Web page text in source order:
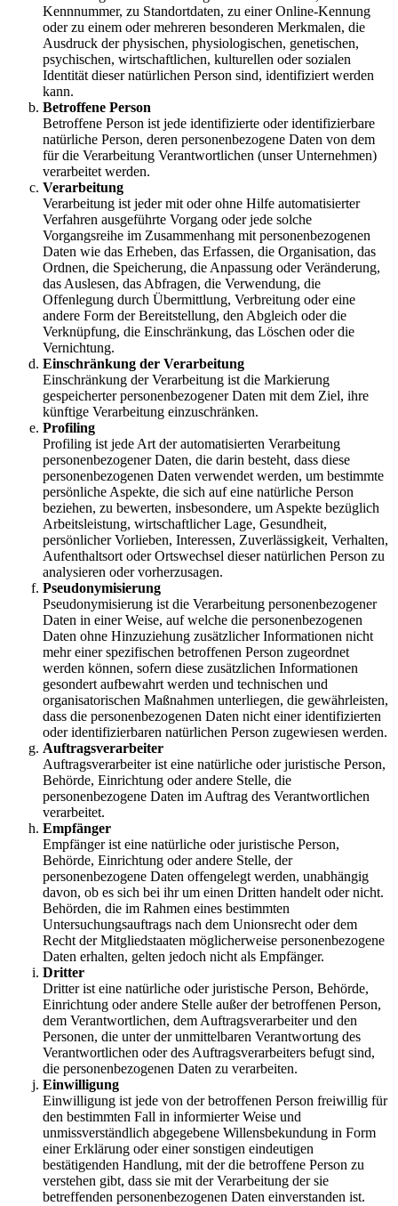
Kennnummer, zu Standortdaten, zu einer Online-Kennung
oder zu einem oder mehreren besonderen Merkmalen, die
Ausdruck der physischen, physiologischen, genetischen,
psychischen, wirtschaftlichen, kulturellen oder sozialen
Identität dieser natürlichen Person sind, identifiziert werden
kann.
Betroffene Person
Betroffene Person ist jede identifizierte oder identifizierbare
natürliche Person, deren personenbezogene Daten von dem
für die Verarbeitung Verantwortlichen (unser Unternehmen)
verarbeitet werden.
Verarbeitung
Verarbeitung ist jeder mit oder ohne Hilfe automatisierter
Verfahren ausgeführte Vorgang oder jede solche
Vorgangsreihe im Zusammenhang mit personenbezogenen
Daten wie das Erheben, das Erfassen, die Organisation, das
Ordnen, die Speicherung, die Anpassung oder Veränderung,
das Auslesen, das Abfragen, die Verwendung, die
Offenlegung durch Übermittlung, Verbreitung oder eine
andere Form der Bereitstellung, den Abgleich oder die
Verknüpfung, die Einschränkung, das Löschen oder die
Vernichtung.
Einschränkung der Verarbeitung
Einschränkung der Verarbeitung ist die Markierung
gespeicherter personenbezogener Daten mit dem Ziel, ihre
künftige Verarbeitung einzuschränken.
Profiling
Profiling ist jede Art der automatisierten Verarbeitung
personenbezogener Daten, die darin besteht, dass diese
personenbezogenen Daten verwendet werden, um bestimmte
persönliche Aspekte, die sich auf eine natürliche Person
beziehen, zu bewerten, insbesondere, um Aspekte bezüglich
Arbeitsleistung, wirtschaftlicher Lage, Gesundheit,
persönlicher Vorlieben, Interessen, Zuverlässigkeit, Verhalten,
Aufenthaltsort oder Ortswechsel dieser natürlichen Person zu
analysieren oder vorherzusagen.
Pseudonymisierung
Pseudonymisierung ist die Verarbeitung personenbezogener
Daten in einer Weise, auf welche die personenbezogenen
Daten ohne Hinzuziehung zusätzlicher Informationen nicht
mehr einer spezifischen betroffenen Person zugeordnet
werden können, sofern diese zusätzlichen Informationen
gesondert aufbewahrt werden und technischen und
organisatorischen Maßnahmen unterliegen, die gewährleisten,
dass die personenbezogenen Daten nicht einer identifizierten
oder identifizierbaren natürlichen Person zugewiesen werden.
Auftragsverarbeiter
Auftragsverarbeiter ist eine natürliche oder juristische Person,
Behörde, Einrichtung oder andere Stelle, die
personenbezogene Daten im Auftrag des Verantwortlichen
verarbeitet.
Empfänger
Empfänger ist eine natürliche oder juristische Person,
Behörde, Einrichtung oder andere Stelle, der
personenbezogene Daten offengelegt werden, unabhängig
davon, ob es sich bei ihr um einen Dritten handelt oder nicht.
Behörden, die im Rahmen eines bestimmten
Untersuchungsauftrags nach dem Unionsrecht oder dem
Recht der Mitgliedstaaten möglicherweise personenbezogene
Daten erhalten, gelten jedoch nicht als Empfänger.
Dritter
Dritter ist eine natürliche oder juristische Person, Behörde,
Einrichtung oder andere Stelle außer der betroffenen Person,
dem Verantwortlichen, dem Auftragsverarbeiter und den
Personen, die unter der unmittelbaren Verantwortung des
Verantwortlichen oder des Auftragsverarbeiters befugt sind,
die personenbezogenen Daten zu verarbeiten.
Einwilligung
Einwilligung ist jede von der betroffenen Person freiwillig für
den bestimmten Fall in informierter Weise und
unmissverständlich abgegebene Willensbekundung in Form
einer Erklärung oder einer sonstigen eindeutigen
bestätigenden Handlung, mit der die betroffene Person zu
verstehen gibt, dass sie mit der Verarbeitung der sie
betreffenden personenbezogenen Daten einverstanden ist.